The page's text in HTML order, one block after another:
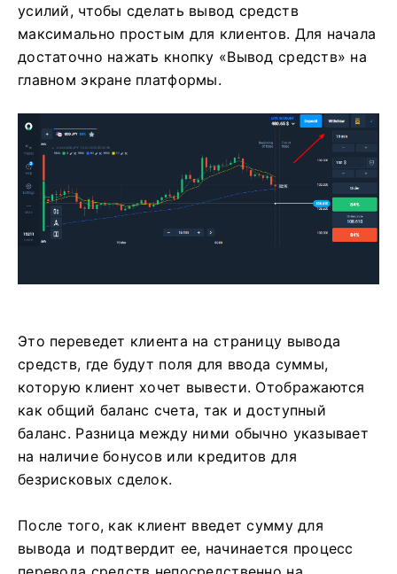
усилий, чтобы сделать вывод средств
максимально простым для клиентов. Для начала
достаточно нажать кнопку «Вывод средств» на
главном экране платформы.
Это переведет клиента на страницу вывода
средств, где будут поля для ввода суммы,
которую клиент хочет вывести. Отображаются
как общий баланс счета, так и доступный
баланс. Разница между ними обычно указывает
на наличие бонусов или кредитов для
безрисковых сделок.
После того, как клиент введет сумму для
вывода и подтвердит ее, начинается процесс